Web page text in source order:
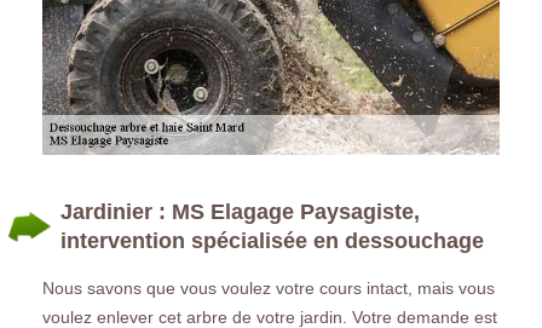
Jardinier : MS Elagage Paysagiste,
intervention spécialisée en dessouchage
Nous savons que vous voulez votre cours intact, mais vous
voulez enlever cet arbre de votre jardin. Votre demande est